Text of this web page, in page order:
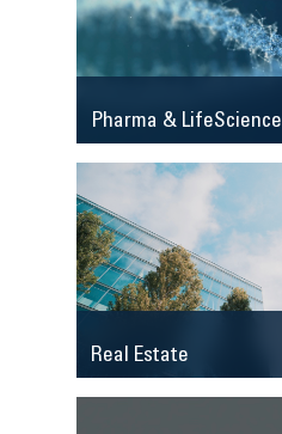
Pharma & LifeScience
Real Estate